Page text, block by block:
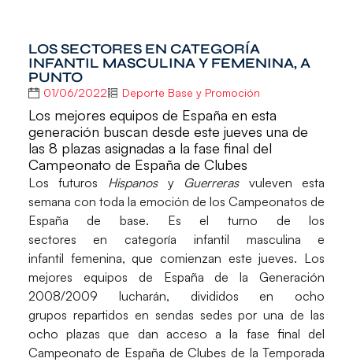
LOS SECTORES EN CATEGORÍA
INFANTIL MASCULINA Y FEMENINA, A
PUNTO
01/06/2022 Deporte Base y Promoción
Los mejores equipos de España en esta
generación buscan desde este jueves una de
las 8 plazas asignadas a la fase final del
Campeonato de España de Clubes
Los futuros Hispanos y Guerreras vuleven esta
semana con toda la emoción de los Campeonatos de
España de base. Es el turno de los
sectores encategoría infantil masculina e
infantil femenina, que comienzan este jueves. Los
mejores equipos de España de la Generación
2008/2009 lucharán, divididos en ocho
grupos repartidos en sendas sedes por una de las
ocho plazas que dan acceso a la fase final del
Campeonato de España de Clubes de la Temporada